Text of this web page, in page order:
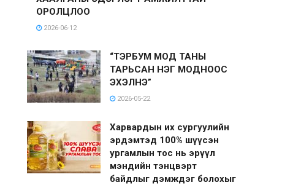
ОРОЛЦЛОО
2026-06-12
“ТЭРБУМ МОД ТАНЫ
ТАРЬСАН НЭГ МОДНООС
ЭХЭЛНЭ”
2026-05-22
Харвардын их сургуулийн
эрдэмтэд 100% шүүсэн
ургамлын тос нь эрүүл
мэндийн тэнцвэрт
байдлыг дэмждэг болохыг